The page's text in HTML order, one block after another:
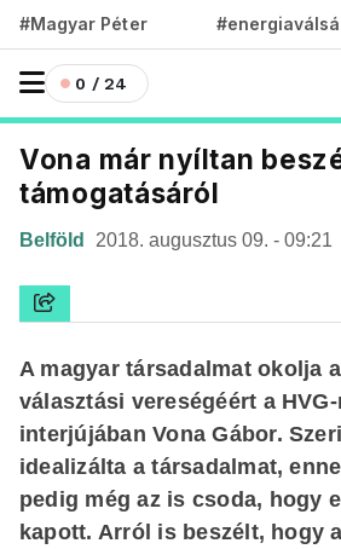
#Magyar Péter
0 / 24
Vona már nyíltan
támogatásáról
Belföld 2018. augusztus 09. - 09:21
A magyar társadalmat okolja
választási vereségéért a
interjújában Vona Gábor.
idealizálta a társadalmat,
pedig még az is csoda, hogy
kapott. Arról is beszélt, hogy